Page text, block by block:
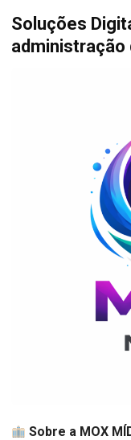
Soluções
administração
Sobre a MOX